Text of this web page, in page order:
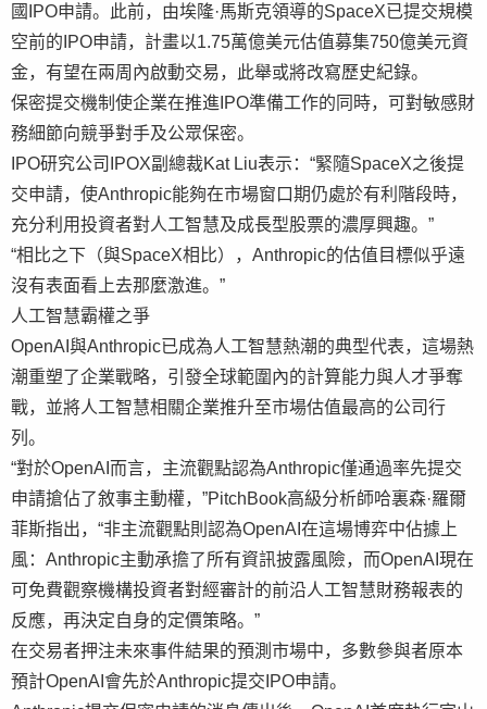
國IPO申請。此前，由埃隆·馬斯克領導的SpaceX已提交規模
空前的IPO申請，計畫以1.75萬億美元估值募集750億美元資
金，有望在兩周內啟動交易，此舉或將改寫歷史紀錄。
保密提交機制使企業在推進IPO準備工作的同時，可對敏感財
務細節向競爭對手及公眾保密。
IPO研究公司IPOX副總裁Kat Liu表示：“緊隨SpaceX之後提
交申請，使Anthropic能夠在市場窗口期仍處於有利階段時，
充分利用投資者對人工智慧及成長型股票的濃厚興趣。”
“相比之下（與SpaceX相比），Anthropic的估值目標似乎遠
沒有表面看上去那麼激進。”
人工智慧霸權之爭
OpenAI與Anthropic已成為人工智慧熱潮的典型代表，這場熱
潮重塑了企業戰略，引發全球範圍內的計算能力與人才爭奪
戰，並將人工智慧相關企業推升至市場估值最高的公司行
列。
“對於OpenAI而言，主流觀點認為Anthropic僅通過率先提交
申請搶佔了敘事主動權，”PitchBook高級分析師哈裏森·羅爾
菲斯指出，“非主流觀點則認為OpenAI在這場博弈中佔據上
風：Anthropic主動承擔了所有資訊披露風險，而OpenAI現在
可免費觀察機構投資者對經審計的前沿人工智慧財務報表的
反應，再決定自身的定價策略。”
在交易者押注未來事件結果的預測市場中，多數參與者原本
預計OpenAI會先於Anthropic提交IPO申請。